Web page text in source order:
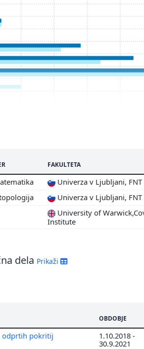
FAKULTETA
Univerza v Ljubljani,
Univerza v Ljubljani,
University of
Institute
dela Prikaži
OBDOBJE
odprtih pokritij
1.10.2018 -
30.9.2021